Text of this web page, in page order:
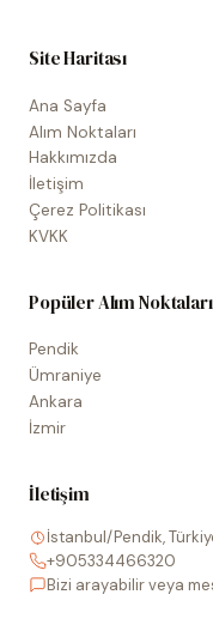
Site Haritası
Ana Sayfa
Alım Noktaları
Hakkımızda
İletişim
Çerez Politikası
KVKK
Popüler Alım Noktaları
Pendik
Ümraniye
Ankara
İzmir
İletişim
İstanbul/Pendik,
+905334466320
Bizi arayabilir veya